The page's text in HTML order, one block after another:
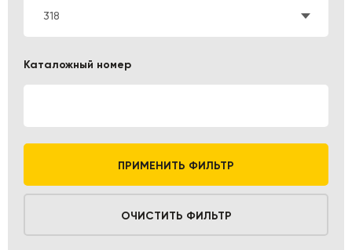
318
Каталожный номер
ПРИМЕНИТЬ ФИЛЬТР
ОЧИСТИТЬ ФИЛЬТР